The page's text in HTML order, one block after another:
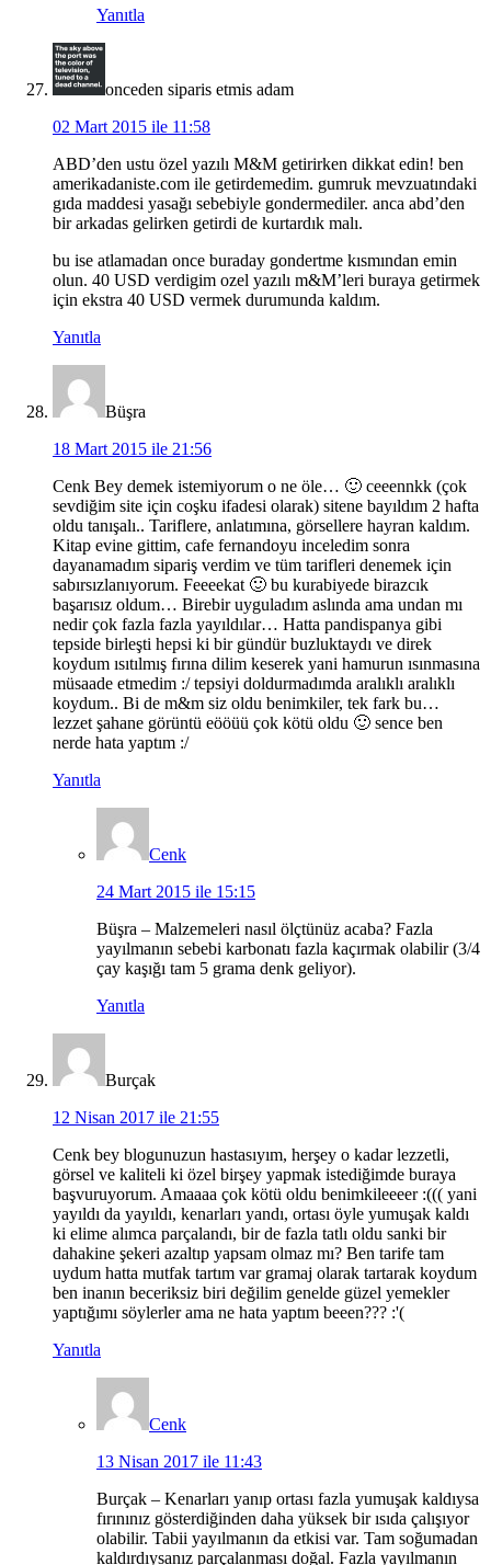
Yanıtla
onceden siparis etmis adam
02 Mart 2015 ile 11:58
ABD’den ustu özel yazılı M&M getirirken dikkat edin! ben
amerikadaniste.com ile getirdemedim. gumruk mevzuatındaki
gıda maddesi yasağı sebebiyle gondermediler. anca abd’den
bir arkadas gelirken getirdi de kurtardık malı.
bu ise atlamadan once buraday gondertme kısmından emin
olun. 40 USD verdigim ozel yazılı m&M’leri buraya getirmek
için ekstra 40 USD vermek durumunda kaldım.
Yanıtla
Büşra
18 Mart 2015 ile 21:56
Cenk Bey demek istemiyorum o ne öle… 🙂 ceeennkk (çok
sevdiğim site için coşku ifadesi olarak) sitene bayıldım 2 hafta
oldu tanışalı.. Tariflere, anlatımına, görsellere hayran kaldım.
Kitap evine gittim, cafe fernandoyu inceledim sonra
dayanamadım sipariş verdim ve tüm tarifleri denemek için
sabırsızlanıyorum. Feeeekat 🙂 bu kurabiyede birazcık
başarısız oldum… Birebir uyguladım aslında ama undan mı
nedir çok fazla fazla yayıldılar… Hatta pandispanya gibi
tepside birleşti hepsi ki bir gündür buzluktaydı ve direk
koydum ısıtılmış fırına dilim keserek yani hamurun ısınmasına
müsaade etmedim :/ tepsiyi doldurmadımda aralıklı aralıklı
koydum.. Bi de m&m siz oldu benimkiler, tek fark bu…
lezzet şahane görüntü eööüü çok kötü oldu 🙂 sence ben
nerde hata yaptım :/
Yanıtla
Cenk
24 Mart 2015 ile 15:15
Büşra – Malzemeleri nasıl ölçtünüz acaba? Fazla
yayılmanın sebebi karbonatı fazla kaçırmak olabilir (3/4
çay kaşığı tam 5 grama denk geliyor).
Yanıtla
Burçak
12 Nisan 2017 ile 21:55
Cenk bey blogunuzun hastasıyım, herşey o kadar lezzetli,
görsel ve kaliteli ki özel birşey yapmak istediğimde buraya
başvuruyorum. Amaaaa çok kötü oldu benimkileeeer :((( yani
yayıldı da yayıldı, kenarları yandı, ortası öyle yumuşak kaldı
ki elime alımca parçalandı, bir de fazla tatlı oldu sanki bir
dahakine şekeri azaltıp yapsam olmaz mı? Ben tarife tam
uydum hatta mutfak tartım var gramaj olarak tartarak koydum
ben inanın beceriksiz biri değilim genelde güzel yemekler
yaptığımı söylerler ama ne hata yaptım beeen??? :'(
Yanıtla
Cenk
13 Nisan 2017 ile 11:43
Burçak – Kenarları yanıp ortası fazla yumuşak kaldıysa
fırınınız gösterdiğinden daha yüksek bir ısıda çalışıyor
olabilir. Tabii yayılmanın da etkisi var. Tam soğumadan
kaldırdıysanız parçalanması doğal. Fazla yayılmanın